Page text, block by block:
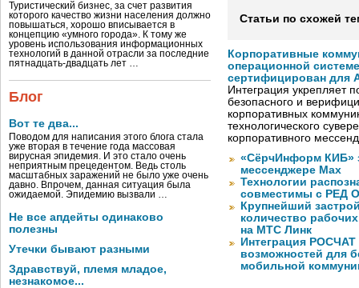
Туристический бизнес, за счет развития
которого качество жизни населения должно
повышаться, хорошо вписывается в
концепцию «умного города». К тому же
уровень использования информационных
технологий в данной отрасли за последние
пятнадцать-двадцать лет …
Блог
Вот те два...
Поводом для написания этого блога стала
уже вторая в течение года массовая
вирусная эпидемия. И это стало очень
неприятным прецедентом. Ведь столь
масштабных заражений не было уже очень
давно. Впрочем, данная ситуация была
ожидаемой. Эпидемию вызвали …
Не все апдейты одинаково
полезны
Утечки бывают разными
Здравствуй, племя младое,
незнакомое...
Статьи по схожей
Корпоративные
операционной
сертифицирован для
Интеграция укрепляет
безопасного и
корпоративных
технологического
корпоративного
«СёрчИнформ КИБ»
мессенджере Max
Технологии
совместимы с РЕД
Крупнейший
количество
на МТС Линк
Интеграция
возможностей для
мобильной